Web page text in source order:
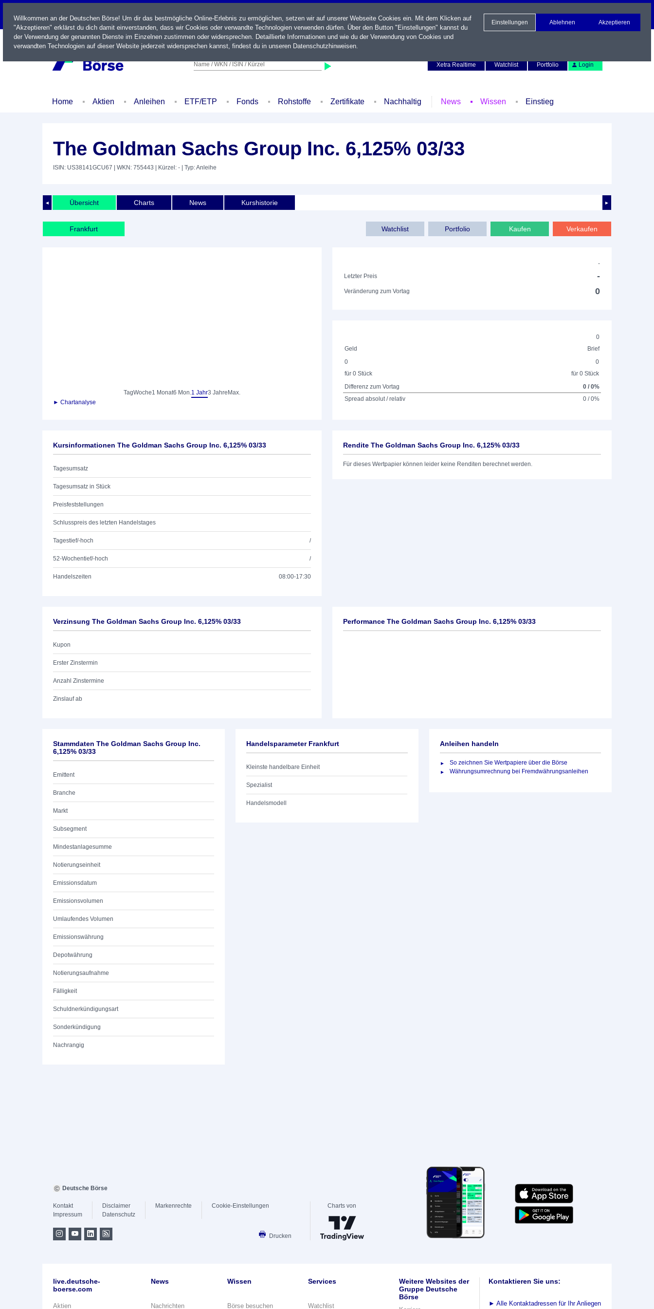
LIVE
Name / WKN / ISIN / Kürzel
Xetra Realtime
Watchlist Portfolio Login
Home Aktien Anleihen ETF/ETP Fonds Rohstoffe Zertifikate Nachhaltig News Wissen Einstieg
The Goldman Sachs Group Inc. 6,125% 03/33
ISIN: US38141GCU67 | WKN: 755443 | Kürzel: - | Typ: Anleihe
◄ ►
Übersicht Charts News Kurshistorie
Frankfurt Verkaufen
Kaufen
Portfolio
Watchlist
TagWoche1 Monat6 Mon.1 Jahr3 Jahre Max.
► Chartanalyse
-
Letzter Preis
-
Veränderung zum Vortag 0
0
Geld
Brief
0
für 0 Stück
0
für 0 Stück
Differenz zum Vortag
0 / 0%
Spread absolut / relativ
0 / 0%
Kursinformationen The Goldman Sachs Group Inc. 6,125% 03/33
Tagesumsatz
Tagesumsatz in Stück
Preisfeststellungen
Schlusspreis des letzten Handelstages
Tagestief/-hoch /
52-Wochentief/-hoch /
Handelszeiten 08:00-17:30
Rendite The Goldman Sachs Group Inc. 6,125% 03/33
Für dieses Wertpapier können leider keine Renditen berechnet werden.
Verzinsung The Goldman Sachs Group Inc. 6,125% 03/33
Kupon
Erster Zinstermin
Anzahl Zinstermine
Zinslauf ab
Performance The Goldman Sachs Group Inc. 6,125% 03/33
Stammdaten The Goldman Sachs Group Inc.
6,125% 03/33
Emittent
Branche
Markt
Subsegment
Mindestanlagesumme
Notierungseinheit
Emissionsdatum
Emissionsvolumen
Umlaufendes Volumen
Emissionswährung
Depotwährung
Notierungsaufnahme
Fälligkeit
Schuldnerkündigungsart
Sonderkündigung
Nachrangig
Handelsparameter Frankfurt
Kleinste handelbare Einheit
Spezialist
Handelsmodell
Anleihen handeln
So zeichnen Sie Wertpapiere über die Börse
Währungsumrechnung bei Fremdwährungsanleihen
Willkommen an der Deutschen Börse! Um dir das bestmögliche Online-Erlebnis zu ermöglichen, setzen wir auf unserer Webseite Cookies ein. Mit dem Klicken auf
"Akzeptieren" erklärst du dich damit einverstanden, dass wir Cookies oder verwandte Technologien verwenden dürfen. Über den Button "Einstellungen" kannst du
der Verwendung der genannten Dienste im Einzelnen zustimmen oder widersprechen. Detaillierte Informationen und wie du der Verwendung von Cookies und
verwandten Technologien auf dieser Website jederzeit widersprechen kannst, findest du in unseren Datenschutzhinweisen.
Einstellungen Ablehnen Akzeptieren
Deutsche Börse
Kontakt
Impressum
Disclaimer
Datenschutz
Markenrechte Cookie-Einstellungen
Drucken
Charts von
live.deutsche-
boerse.com
Aktien
News
Nachrichten
Wissen
Börse besuchen
Services
Watchlist
Weitere Websites der
Gruppe Deutsche
Börse
Kontaktieren Sie uns:
► Alle Kontaktadressen für Ihr Anliegen